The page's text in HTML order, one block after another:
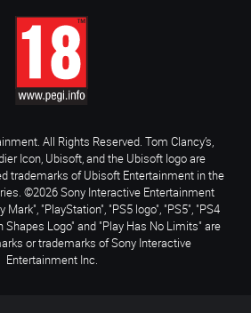
All Rights Reserved. Tom Clancy’s,
Icon, Ubisoft, and the Ubisoft logo are
trademarks of Ubisoft Entertainment in the
©2026 Sony Interactive Entertainment
"PlayStation", "PS5 logo", "PS5", "PS4
Shapes Logo" and "Play Has No Limits" are
or trademarks of Sony Interactive
Entertainment Inc.